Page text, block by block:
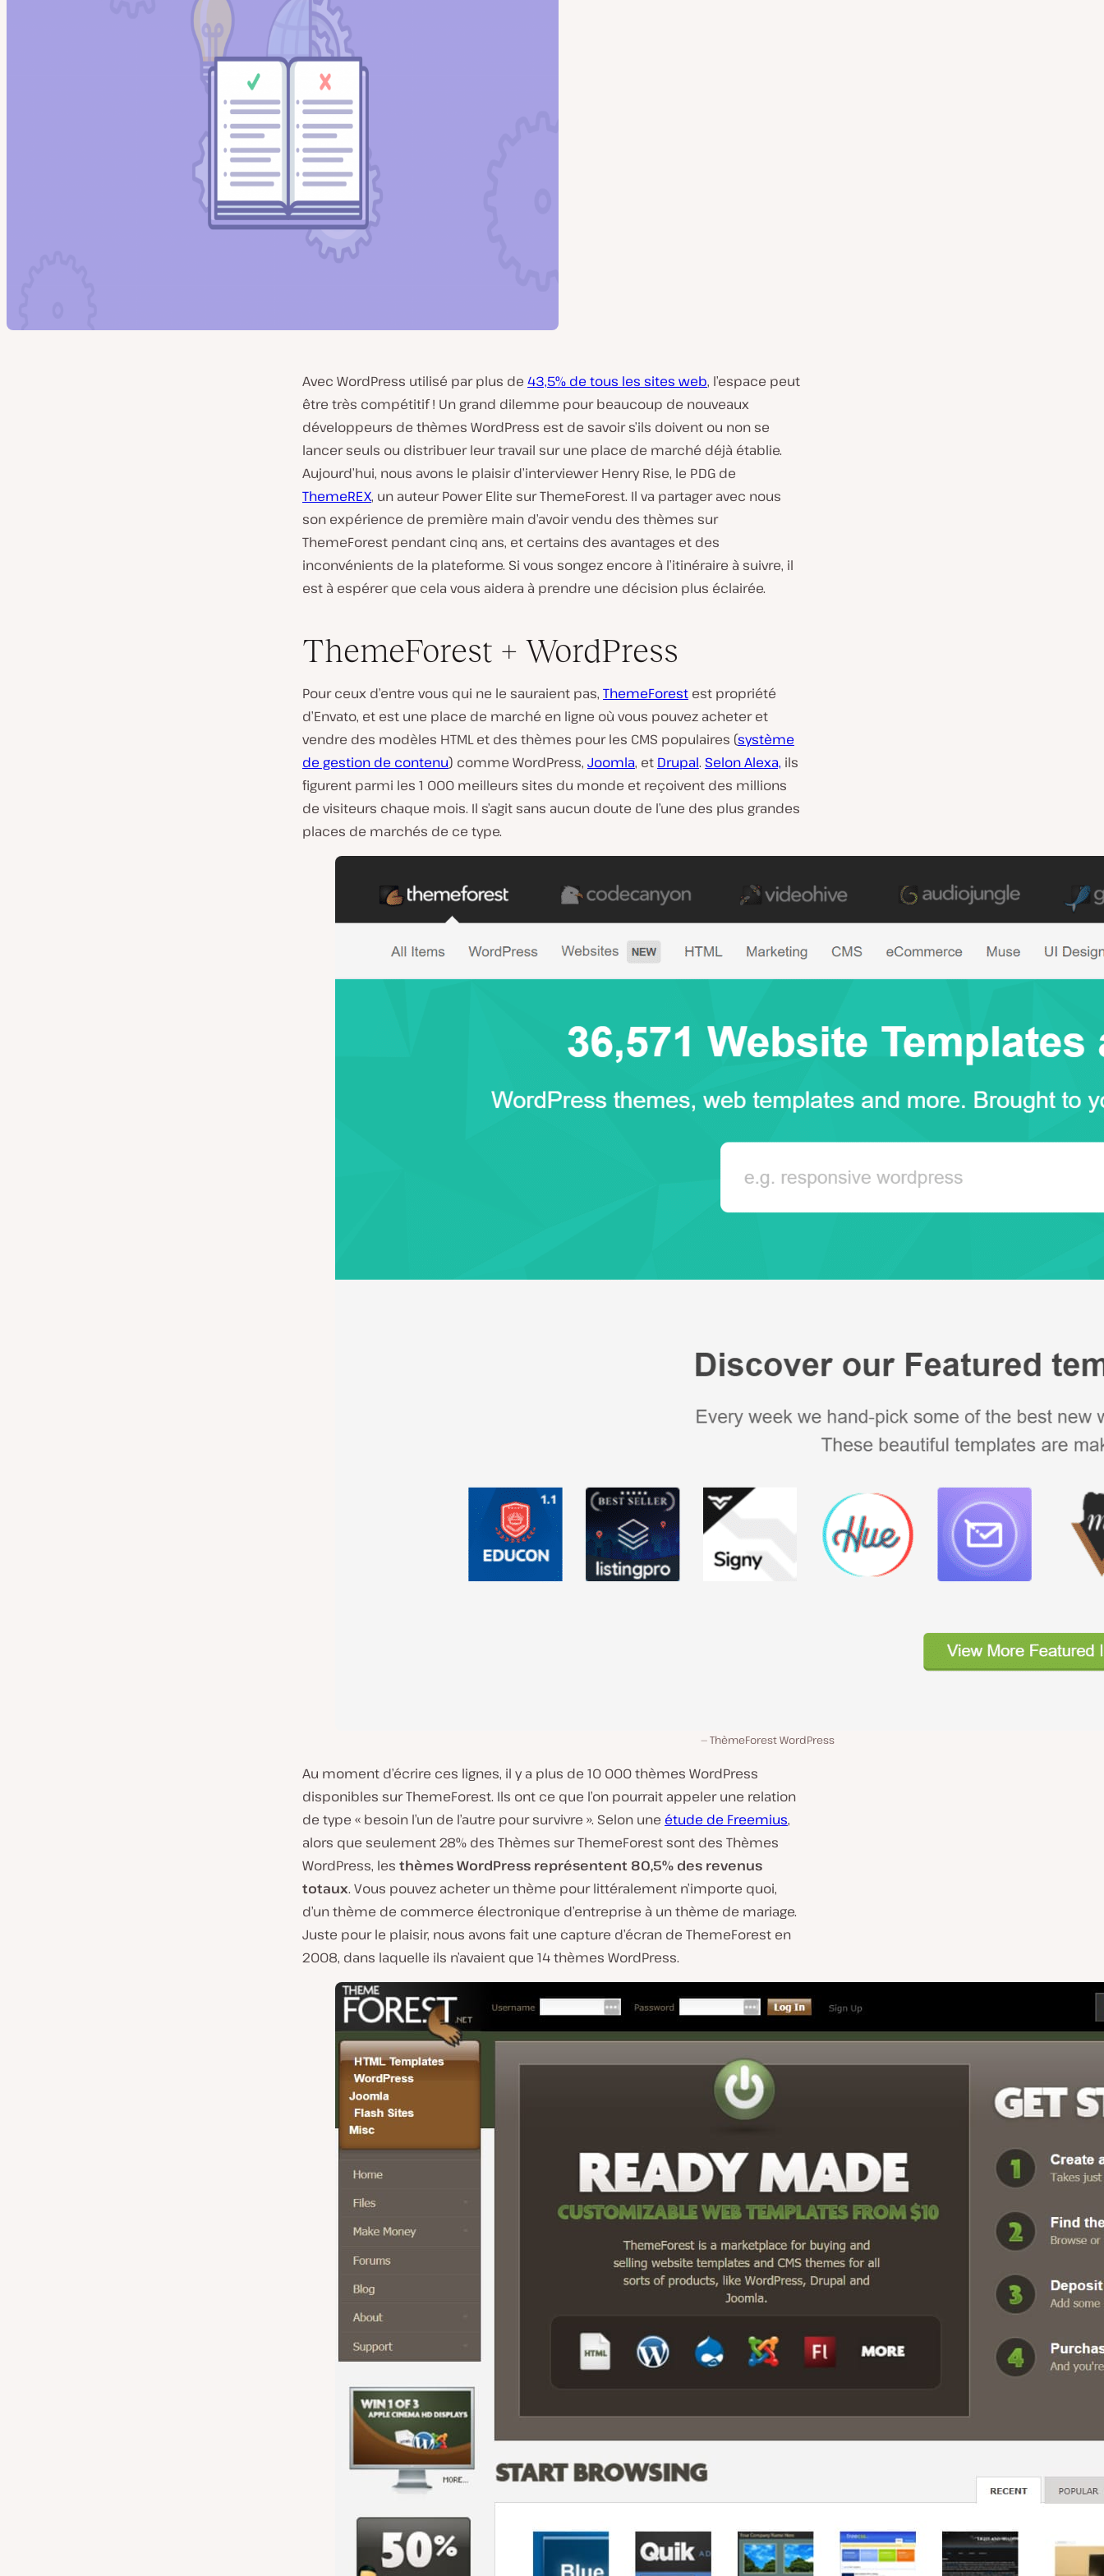
Avec WordPress utilisé par plus de 43,5% de tous les sites web, l’espace peut
être très compétitif ! Un grand dilemme pour beaucoup de nouveaux
développeurs de thèmes WordPress est de savoir s’ils doivent ou non se
lancer seuls ou distribuer leur travail sur une place de marché déjà établie.
Aujourd’hui, nous avons le plaisir d’interviewer Henry Rise, le PDG de
ThemeREX, un auteur Power Elite sur ThemeForest. Il va partager avec nous
son expérience de première main d’avoir vendu des thèmes sur
ThemeForest pendant cinq ans, et certains des avantages et des
inconvénients de la plateforme. Si vous songez encore à l’itinéraire à suivre, il
est à espérer que cela vous aidera à prendre une décision plus éclairée.
ThemeForest + WordPress
Pour ceux d’entre vous qui ne le sauraient pas, ThemeForest est propriété
d’Envato, et est une place de marché en ligne où vous pouvez acheter et
vendre des modèles HTML et des thèmes pour les CMS populaires (système
de gestion de contenu) comme WordPress, Joomla, et Drupal. Selon Alexa, ils
figurent parmi les 1 000 meilleurs sites du monde et reçoivent des millions
de visiteurs chaque mois. Il s’agit sans aucun doute de l’une des plus grandes
places de marchés de ce type.
ThèmeForest WordPress
Au moment d’écrire ces lignes, il y a plus de 10 000 thèmes WordPress
disponibles sur ThemeForest. Ils ont ce que l’on pourrait appeler une relation
de type « besoin l’un de l’autre pour survivre ». Selon une étude de Freemius,
alors que seulement 28% des Thèmes sur ThemeForest sont des Thèmes
WordPress, les thèmes WordPress représentent 80,5% des revenus
totaux. Vous pouvez acheter un thème pour littéralement n’importe quoi,
d’un thème de commerce électronique d’entreprise à un thème de mariage.
Juste pour le plaisir, nous avons fait une capture d’écran de ThemeForest en
2008, dans laquelle ils n’avaient que 14 thèmes WordPress.